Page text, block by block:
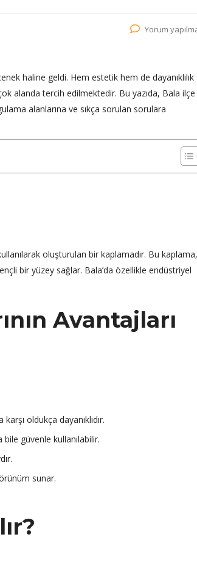
Yorum
haline geldi. Hem estetik hem de dayanıklılık
alanda tercih edilmektedir. Bu yazıda, Bala ilçe
alanlarına ve sıkça sorulan sorulara
oluşturulan bir kaplamadır. Bu kaplama,
bir yüzey sağlar. Bala’da özellikle endüstriyel
Avantajları
oldukça dayanıklıdır.
güvenle kullanılabilir.
sunar.